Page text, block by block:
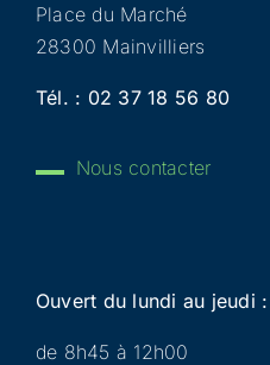
Place du Marché
28300 Mainvilliers
Tél. : 02 37 18 56 80
Nous contacter
Ouvert du lundi au jeudi :
de 8h45 à 12h00